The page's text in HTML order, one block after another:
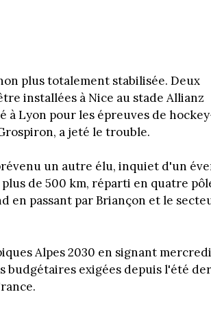
plus totalement stabilisée. Deux
installées à Nice au stade Allianz
à Lyon pour les épreuves de
a jeté le trouble.
un autre élu, inquiet d'un
de 500 km, réparti en quatre
en passant par Briançon et le
Alpes 2030 en signant
budgétaires exigées depuis l'été